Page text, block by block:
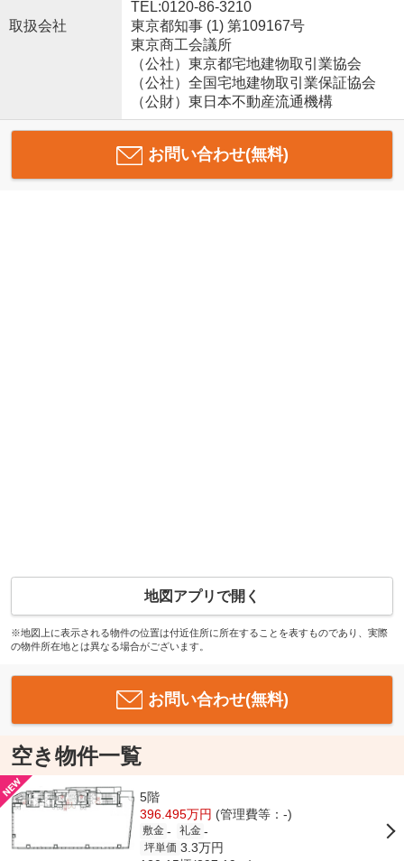
取扱会社
TEL:0120-86-3210
東京都知事 (1) 第109167号
東京商工会議所
（公社）東京都宅地建物取引業協会
（公社）全国宅地建物取引業保証協会
（公財）東日本不動産流通機構
お問い合わせ(無料)
地図アプリで開く
※地図上に表示される物件の位置は付近住所に所在することを表すものであり、実際
の物件所在地とは異なる場合がございます。
お問い合わせ(無料)
空き物件一覧
5階
396.495万円 (管理費等：-)
敷金 - 礼金 -
坪単価 3.3万円